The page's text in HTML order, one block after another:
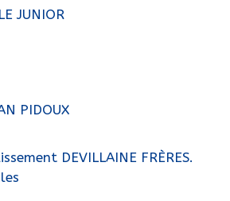
JUNIOR
PIDOUX
DEVILLAINE FRÈRES.